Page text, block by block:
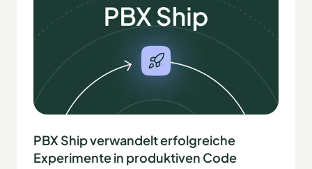
PBX Ship verwandelt erfolgreiche
Experimente in produktiven Code